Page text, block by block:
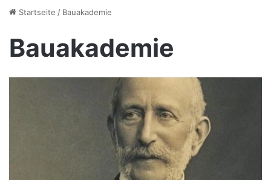
Startseite / Bauakademie
Bauakademie